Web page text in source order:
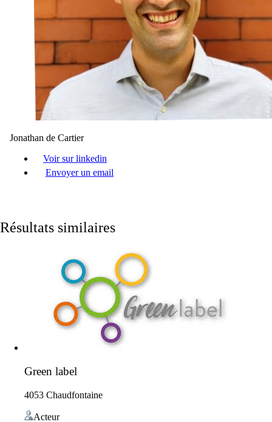
Jonathan de Cartier
Voir sur linkedin
Envoyer un email
Résultats similaires
Green label
4053 Chaudfontaine
Acteur